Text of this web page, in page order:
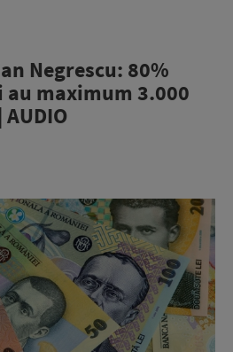
Negrescu: 80%
maximum 3.000